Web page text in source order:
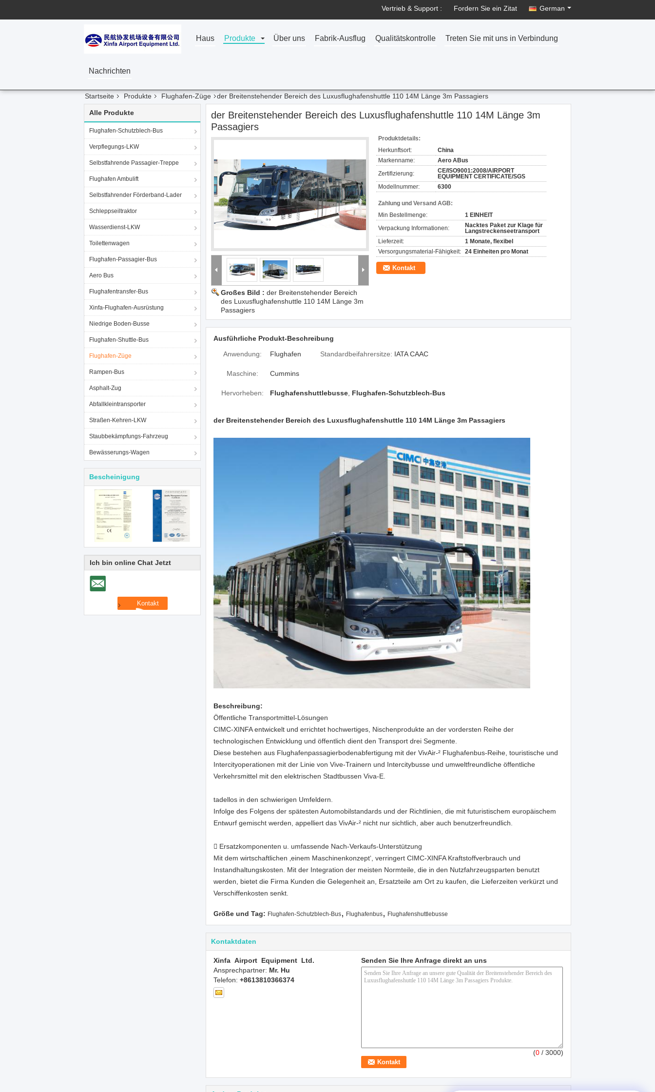
Vertrieb & Support : Fordern Sie ein Zitat German
Haus Produkte Über uns Fabrik-Ausflug Qualitätskontrolle Treten Sie mit uns in Verbindung
Nachrichten
Startseite Produkte Flughafen-Züge der Breitenstehender Bereich des Luxusflughafenshuttle 110 14M Länge 3m Passagiers
Alle Produkte
Flughafen-Schutzblech-Bus
Verpflegungs-LKW
Selbstfahrende Passagier-Treppe
Flughafen Ambulift
Selbstfahrender Förderband-Lader
Schleppseiltraktor
Wasserdienst-LKW
Toilettenwagen
Flughafen-Passagier-Bus
Aero Bus
Flughafentransfer-Bus
Xinfa-Flughafen-Ausrüstung
Niedrige Boden-Busse
Flughafen-Shuttle-Bus
Flughafen-Züge
Rampen-Bus
Asphalt-Zug
Abfallkleintransporter
Straßen-Kehren-LKW
Staubbekämpfungs-Fahrzeug
Bewässerungs-Wagen
Bescheinigung
Ich bin online Chat Jetzt
der Breitenstehender Bereich des Luxusflughafenshuttle 110 14M Länge 3m
Passagiers
Großes Bild : der Breitenstehender Bereich
des Luxusflughafenshuttle 110 14M Länge 3m
Passagiers
Produktdetails:
Herkunftsort:
China
Markenname:
Aero ABus
Zertifizierung:
CE/ISO9001:2008/AIRPORT
EQUIPMENT CERTIFICATE/SGS
Modellnummer:
6300
Zahlung und Versand AGB:
Min Bestellmenge:
1 EINHEIT
Verpackung Informationen:
Nacktes Paket zur Klage für
Langstreckenseetransport
Lieferzeit:
1 Monate, flexibel
Versorgungsmaterial-Fähigkeit: 24 Einheiten pro Monat
Kontakt
Ausführliche Produkt-Beschreibung
Anwendung:
Flughafen Standardbeifahrersitze: IATA CAAC
Maschine: Cummins
Hervorheben: Flughafenshuttlebusse Flughafen-Schutzblech-Bus
der Breitenstehender Bereich des Luxusflughafenshuttle 110 14M Länge 3m Passagiers
Beschreibung:
Öffentliche Transportmittel-Lösungen
CIMC-XINFA entwickelt und errichtet hochwertiges, Nischenprodukte an der vordersten Reihe der
technologischen Entwicklung und öffentlich dient den Transport drei Segmente.
Diese bestehen aus Flughafenpassagierbodenabfertigung mit der VivAir-² Flughafenbus-Reihe, touristische und
Intercityoperationen mit der Linie von Vive-Trainern und Intercitybusse und umweltfreundliche öffentliche
Verkehrsmittel mit den elektrischen Stadtbussen Viva-E.
tadellos in den schwierigen Umfeldern.
Infolge des Folgens der spätesten Automobilstandards und der Richtlinien, die mit futuristischem europäischem
Entwurf gemischt werden, appelliert das VivAir-² nicht nur sichtlich, aber auch benutzerfreundlich.
 Ersatzkomponenten u. umfassende Nach-Verkaufs-Unterstützung
Mit dem wirtschaftlichen ‚einem Maschinenkonzept‘, verringert CIMC-XINFA Kraftstoffverbrauch und
Instandhaltungskosten. Mit der Integration der meisten Normteile, die in den Nutzfahrzeugsparten benutzt
werden, bietet die Firma Kunden die Gelegenheit an, Ersatzteile am Ort zu kaufen, die Lieferzeiten verkürzt und
Verschiffenkosten senkt.
Größe und Tag: Flughafen-Schutzblech-Bus, Flughafenbus, Flughafenshuttlebusse
Kontaktdaten
Xinfa Airport Equipment Ltd.
Ansprechpartner: Mr. Hu
Telefon: +8613810366374
Senden Sie Ihre Anfrage direkt an uns
(0 / 3000)